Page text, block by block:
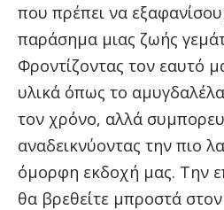
που πρέπει να
παράσημα μιας ζωής
Φροντίζοντας τον εαυτό
υλικά όπως το
τον χρόνο, αλλά
αναδεικνύοντας την πιο
όμορφη εκδοχή μας. Την
θα βρεθείτε μπροστά